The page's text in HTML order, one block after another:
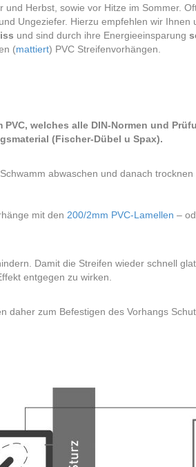
Herbst, sowie vor Hitze im Sommer.
Ungeziefer. Hierzu empfehlen wir Ihnen
und sind durch ihre Energieeinsparung
(mattiert) PVC Streifenvorhängen.
welches alle DIN-Normen und
(Fischer-Dübel u Spax).
abwaschen und danach
mit den 200/2mm PVC-Lamellen –
Damit die Streifen wieder schnell
entgegen zu wirken.
zum Befestigen des Vorhangs